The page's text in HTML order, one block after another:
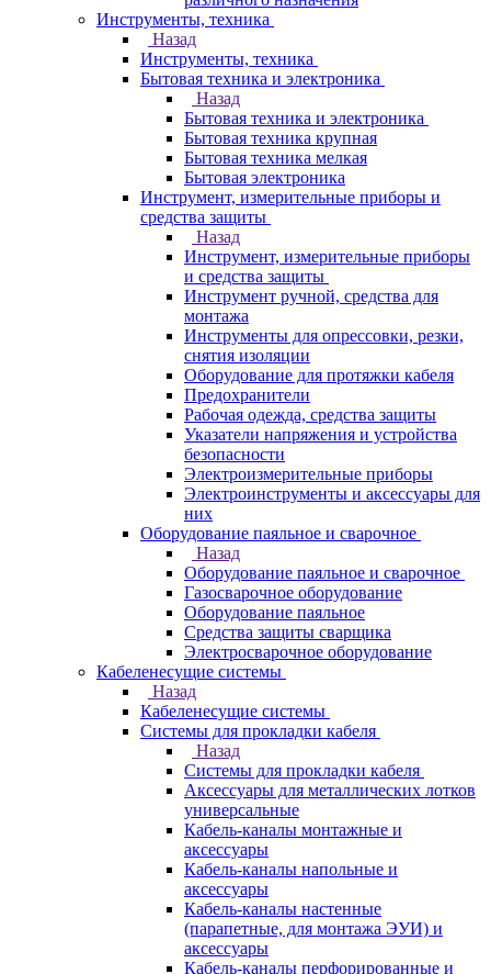
Инструменты, техника
Назад
Инструменты, техника
Бытовая техника и электроника
Назад
Бытовая техника и электроника
Бытовая техника крупная
Бытовая техника мелкая
Бытовая электроника
Инструмент, измерительные приборы и
средства защиты
Назад
Инструмент, измерительные приборы
и средства защиты
Инструмент ручной, средства для
монтажа
Инструменты для опрессовки, резки,
снятия изоляции
Оборудование для протяжки кабеля
Предохранители
Рабочая одежда, средства защиты
Указатели напряжения и устройства
безопасности
Электроизмерительные приборы
Электроинструменты и аксессуары для
них
Оборудование паяльное и сварочное
Назад
Оборудование паяльное и сварочное
Газосварочное оборудование
Оборудование паяльное
Средства защиты сварщика
Электросварочное оборудование
Кабеленесущие системы
Назад
Кабеленесущие системы
Системы для прокладки кабеля
Назад
Системы для прокладки кабеля
Аксессуары для металлических лотков
универсальные
Кабель-каналы монтажные и
аксессуары
Кабель-каналы напольные и
аксессуары
Кабель-каналы настенные
(парапетные, для монтажа ЭУИ) и
аксессуары
Кабель-каналы перфорированные и